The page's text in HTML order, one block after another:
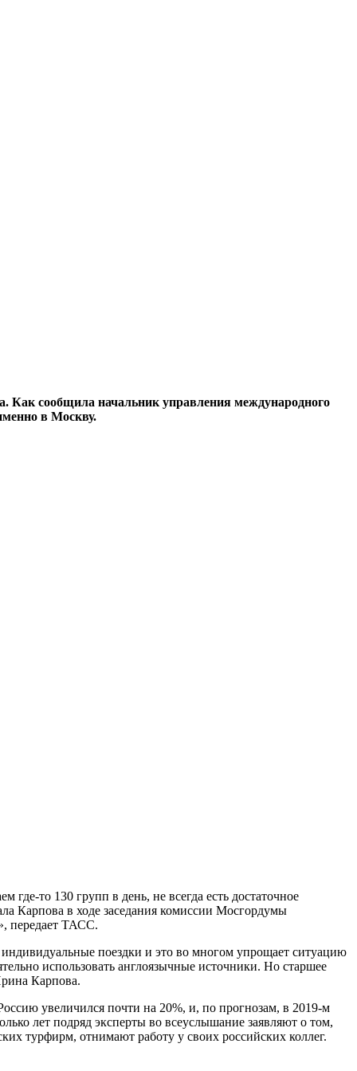
Как сообщила начальник управления международного
в Москву.
то 130 групп в день, не всегда есть достаточное
Карпова в ходе заседания комиссии Мосгордумы
передает ТАСС.
поездки и это во многом упрощает ситуацию
использовать англоязычные источники. Но старшее
Карпова.
увеличился почти на 20%, и, по прогнозам, в 2019-м
лет подряд эксперты во всеуслышание заявляют о том,
турфирм, отнимают работу у своих российских коллег.